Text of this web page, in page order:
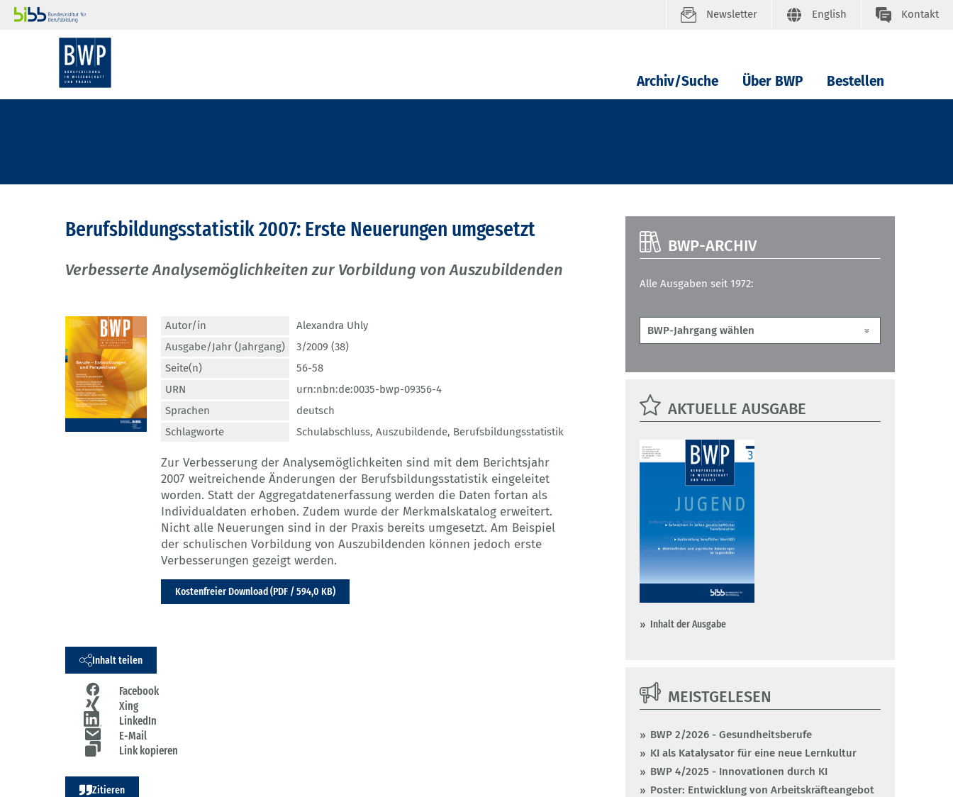
Newsletter English Kontakt
Archiv/Suche Über BWP Bestellen
Berufsbildungsstatistik 2007: Erste Neuerungen umgesetzt
Verbesserte Analysemöglichkeiten zur Vorbildung von Auszubildenden
Autor/in
Alexandra Uhly
Ausgabe/Jahr (Jahrgang)
3/2009 (38)
Seite(n)
56-58
URN
urn:nbn:de:0035-bwp-09356-4
Sprachen
deutsch
Schlagworte
Schulabschluss, Auszubildende, Berufsbildungsstatistik
Zur Verbesserung der Analysemöglichkeiten sind mit dem Berichtsjahr
2007 weitreichende Änderungen der Berufsbildungsstatistik eingeleitet
worden. Statt der Aggregatdatenerfassung werden die Daten fortan als
Individualdaten erhoben. Zudem wurde der Merkmalskatalog erweitert.
Nicht alle Neuerungen sind in der Praxis bereits umgesetzt. Am Beispiel
der schulischen Vorbildung von Auszubildenden können jedoch erste
Verbesserungen gezeigt werden.
Kostenfreier Download (PDF / 594,0 KB)
Inhalt teilen
Facebook
Xing
LinkedIn
E-Mail
Link kopieren
Zitieren
BWP-ARCHIV
Alle Ausgaben seit 1972:
AKTUELLE AUSGABE
Inhalt der Ausgabe
MEISTGELESEN
BWP 2/2026 - Gesundheitsberufe
KI als Katalysator für eine neue Lernkultur
BWP 4/2025 - Innovationen durch KI
Poster: Entwicklung von Arbeitskräfteangebot